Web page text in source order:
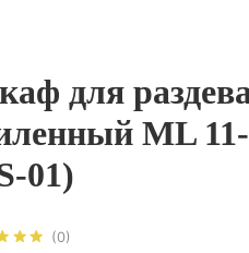
(0)
для
ML
01)